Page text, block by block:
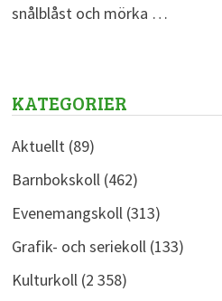
snålblåst och mörka …
KATEGORIER
Aktuellt(89)
Barnbokskoll(462)
Evenemangskoll(313)
Grafik- och seriekoll(133)
Kulturkoll(2 358)